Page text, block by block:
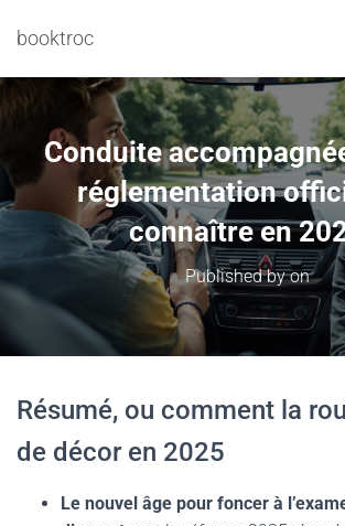
booktroc
Conduite
réglementation
connaître en
Published byon
Résumé, ou comment la
de décor en 2025
Le nouvel âge pour foncer à